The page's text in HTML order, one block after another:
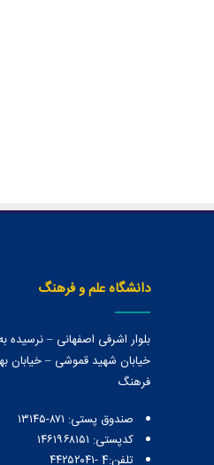
دانشگاه علم و فرهنگ
بلوار اشرفی اصفهانی –
خیابان شهید قموشی – خیابان
فرهنگ
صندوق پستی:‌ ۸۷۱-۱۳۱۴۵
کدپستی: ۱۴۶۱۹۶۸۱۵۱
تلفن:4 -۴۴۲۵۲۰۴۱